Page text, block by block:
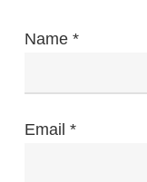
Name *
Email *